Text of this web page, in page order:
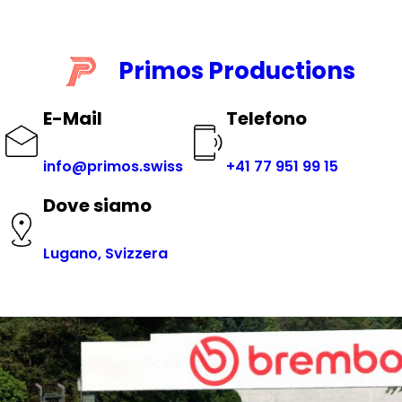
contenuto
Primos Productions
E-Mail
info@primos.swiss
Telefono
+41 77 951 99 15
Dove siamo
Lugano, Svizzera